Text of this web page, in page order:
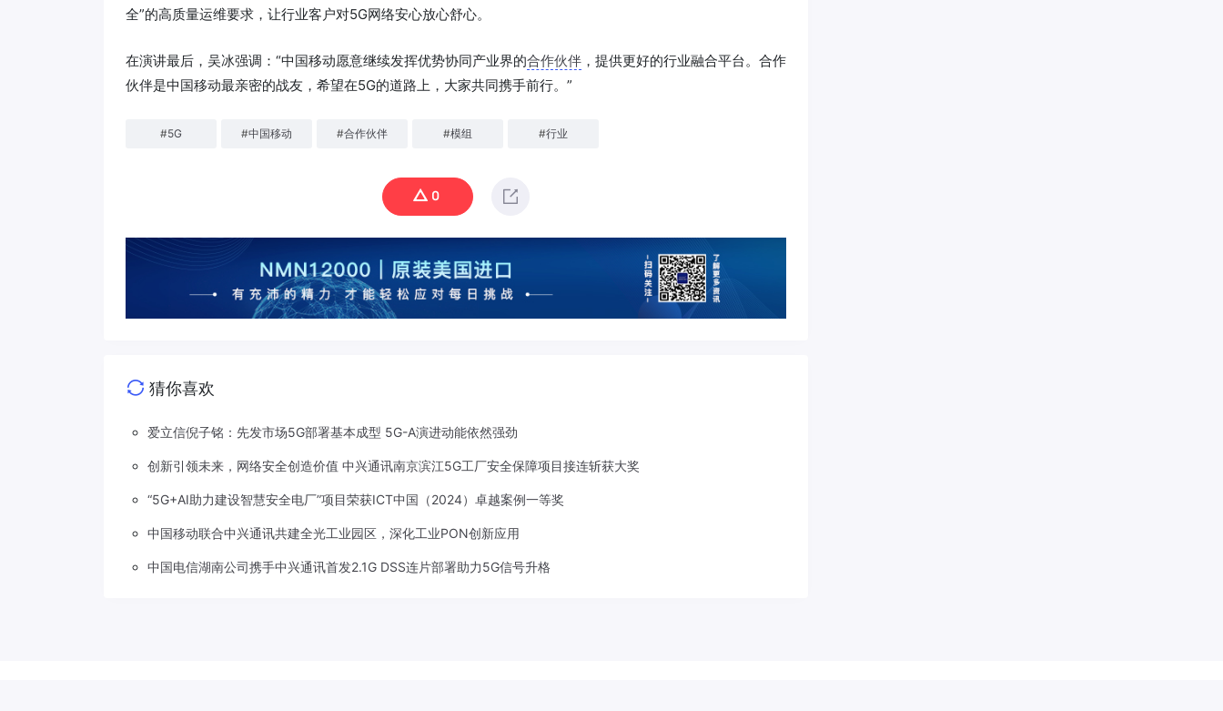
全”的高质量运维要求，让行业客户对5G网络安心放心舒心。
在演讲最后，吴冰强调：“中国移动愿意继续发挥优势协同产业界的合作伙伴 ，提供更好的行业融合平台。合作
伙伴是中国移动最亲密的战友，希望在5G的道路上，大家共同携手前行。”
#5G #中国移动 #合作伙伴 #模组 #行业
0
猜你喜欢
爱立信倪子铭：先发市场5G部署基本成型 5G-A演进动能依然强劲
创新引领未来，网络安全创造价值 中兴通讯南京滨江5G工厂安全保障项目接连斩获大奖
“5G+AI助力建设智慧安全电厂”项目荣获ICT中国（2024）卓越案例一等奖
中国移动联合中兴通讯共建全光工业园区，深化工业PON创新应用
中国电信湖南公司携手中兴通讯首发2.1G DSS连片部署助力5G信号升格